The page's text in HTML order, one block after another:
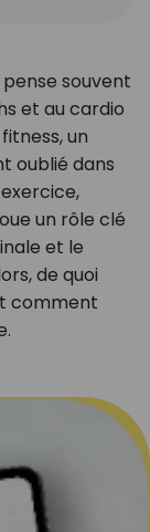
pense souvent
et au cardio
un
oublié dans
un rôle clé
et le
de quoi
comment